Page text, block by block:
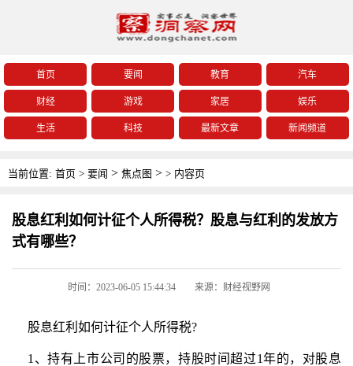
首页 要闻 教育 汽车
财经 游戏 家居 娱乐
生活 科技 最新文章 新闻频道
当前位置: 首页 > 要闻 > 焦点图 > > 内容页
股息红利如何计征个人所得税？股息与红利的发放方
式有哪些？
时间：2023-06-05 15:44:34 来源：财经视野网
股息红利如何计征个人所得税?
1、持有上市公司的股票，持股时间超过1年的，对股息